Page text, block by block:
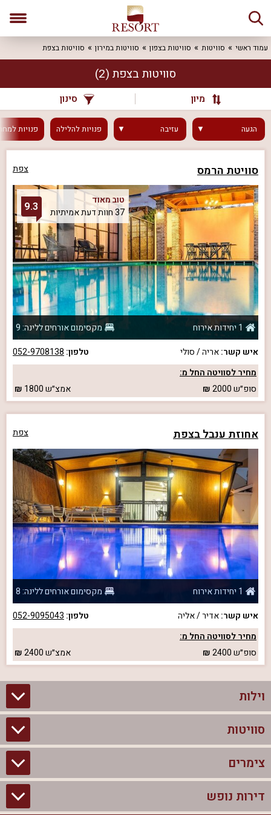
עמוד ראשי סוויטות סוויטות בצפון סוויטות במירון סוויטות בצפת
סוויטות בצפת (2)
מיון סינון
הגעה עזיבה פנויותלהלילה פנויות
סוויטת הרמס צפת
טוב מאוד
37 חוות דעת אמיתיות
9.3
1 יחידות אירוח
מקסימום אורחים ללינה: 9
איש קשר:אריה / סולי טלפון: 052-9708138
מחיר לסוויטה החל מ:
סופ״ש2000 אמצ״ש1800
אחוזת ענבל בצפת צפת
1 יחידות אירוח
מקסימום אורחים ללינה: 8
איש קשר:אדיר / אליה טלפון: 052-9095043
מחיר לסוויטה החל מ:
סופ״ש2400 אמצ״ש2400
וילות
וילות בצפון
וילות להשכרה
סוויטות
סוויטות בצפון
צימרים לזוגות עם בריכה פרטית
צימרים
צימרים בצפון
דירות נופש